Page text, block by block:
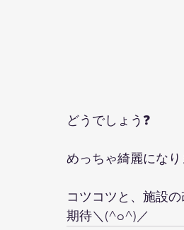
どうでしょう❓
めっちゃ綺麗になり
コツコツと、施設
期待＼(^o^)／